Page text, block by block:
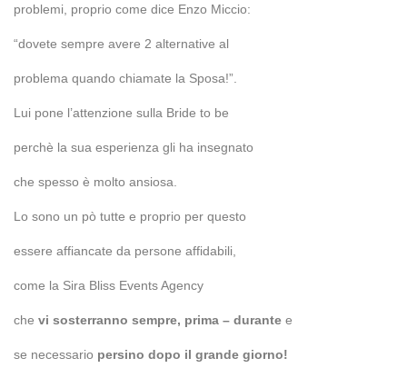
problemi, proprio come dice Enzo Miccio:
“dovete sempre avere 2 alternative al
problema quando chiamate la Sposa!”.
Lui pone l’attenzione sulla Bride to be
perchè la sua esperienza gli ha insegnato
che spesso è molto ansiosa.
Lo sono un pò tutte e proprio per questo
essere affiancate da persone affidabili,
come la Sira Bliss Events Agency
che vi sosterranno sempre, prima – durante e
se necessario persino dopo il grande giorno!